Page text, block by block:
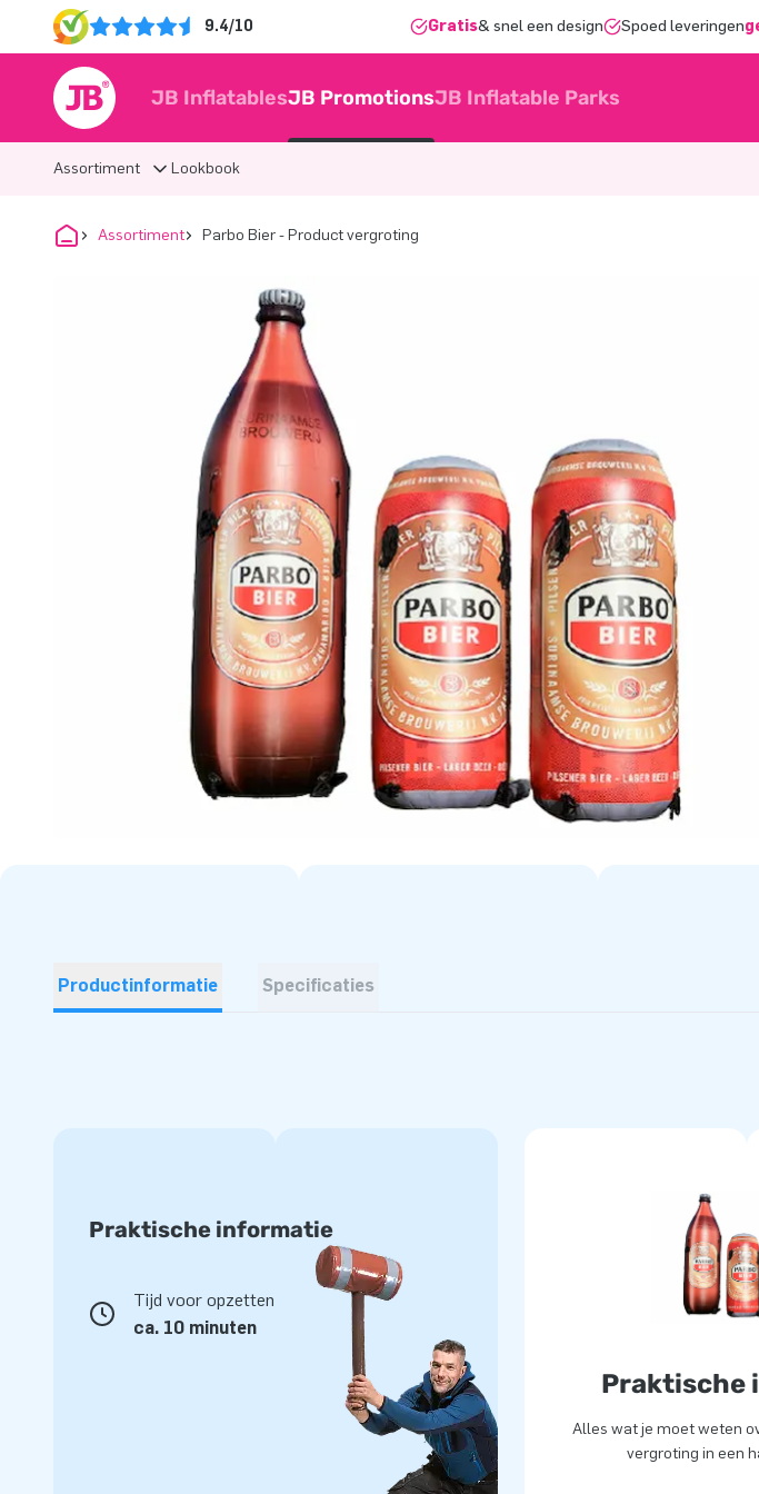
9.4/10 Gratis& snel een design Spoed leveringen
JB InflatablesJB PromotionsJB Inflatable Parks
Assortiment Lookbook
Assortiment Parbo Bier - Product vergroting
Productinformatie Specificaties
Praktische informatie
Tijd voor opzetten
ca. 10 minuten
Praktische
Alles wat je moet weten
vergroting in een